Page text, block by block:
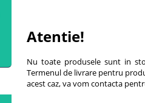
Atentie!
Nu toate produsele sunt in
Termenul de livrare pentru
acest caz, va vom contacta